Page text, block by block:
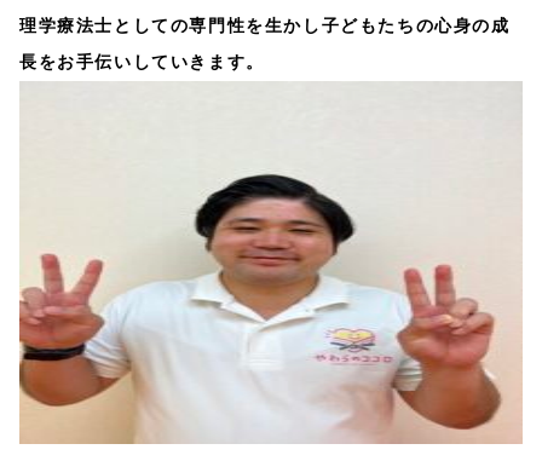
理学療法士としての専門性を生かし子どもたちの心身の成
長をお手伝いしていきます。